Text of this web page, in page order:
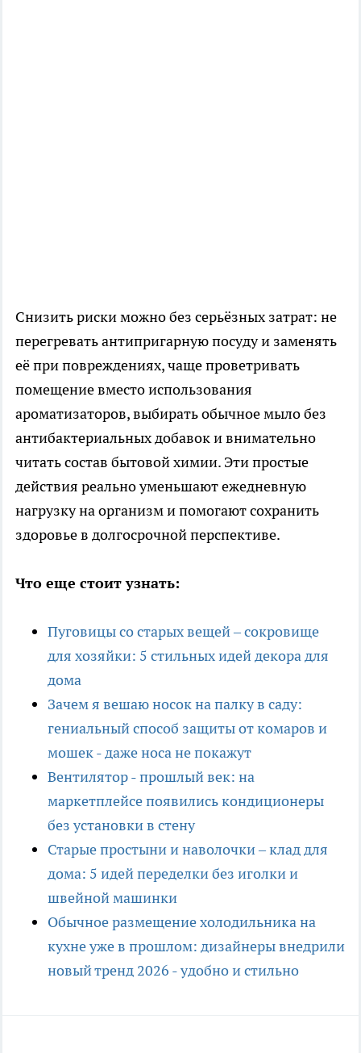
Снизить риски можно без серьёзных затрат: не
перегревать антипригарную посуду и заменять
её при повреждениях, чаще проветривать
помещение вместо использования
ароматизаторов, выбирать обычное мыло без
антибактериальных добавок и внимательно
читать состав бытовой химии. Эти простые
действия реально уменьшают ежедневную
нагрузку на организм и помогают сохранить
здоровье в долгосрочной перспективе.
Что еще стоит узнать:
Пуговицы со старых вещей – сокровище
для хозяйки: 5 стильных идей декора для
дома
Зачем я вешаю носок на палку в саду:
гениальный способ защиты от комаров и
мошек - даже носа не покажут
Вентилятор - прошлый век: на
маркетплейсе появились кондиционеры
без установки в стену
Старые простыни и наволочки – клад для
дома: 5 идей переделки без иголки и
швейной машинки
Обычное размещение холодильника на
кухне уже в прошлом: дизайнеры внедрили
новый тренд 2026 - удобно и стильно